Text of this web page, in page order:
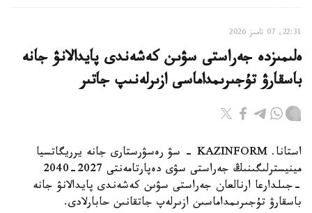
22:31, 07 تامىز 2026
ەلىمىزدە جەراستى سۋىن كەشەندى پايدالانۋ جانە
باسقارۋ تۇجىرىمداماسى ازىرلەنىپ جاتىر
استانا. KAZINFORM - سۋ رەسۋرستارى جانە يرريگاتسيا
مينيسترلىگىنىڭ جەراستى سۋى دەپارتامەنتى 2027-2040
-جىلدارعا ارنالعان جەراستى سۋىن كەشەندى پايدالانۋ جانە
باسقارۋ تۇجىرىمداماسىن ازىرلەپ جاتقانىن حابارلادى.